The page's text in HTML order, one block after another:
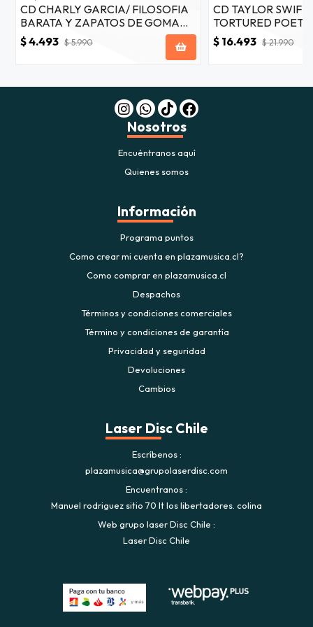
CD CHARLY GARCIA/ FILOSOFIA
BARATA Y ZAPATOS DE GOMA
1CD
$ 4.493 $ 5.990
CD TAYLOR
TORTURED
(THE BLACK DOG)
$ 16.493 $ 21.990
Nosotros
Encuéntranos aquí
Quienes somos
Información
Programa puntos
Como crear mi cuenta en plazamusica.cl?
Como comprar en plazamusica.cl
Despachos
Términos y condiciones comerciales
Término y condiciones de garantía
Privacidad y seguridad
Devoluciones
Cambios
Laser Disc Chile
Escríbenos
plazamusica@grupolaserdisc.com
Encuentranos
Manuel rodriguez sitio 70 lt los libertadores. colina
Web grupo laser Disc Chile
Laser Disc Chile